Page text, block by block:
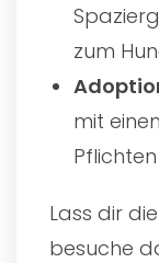
zum
mit
Lass dir
besuche